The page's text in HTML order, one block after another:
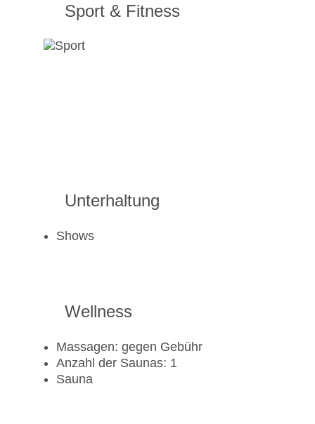
Sport & Fitness
Unterhaltung
Shows
Wellness
Massagen: gegen Gebühr
Anzahl der Saunas: 1
Sauna